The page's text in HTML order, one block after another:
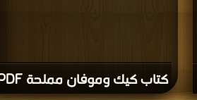
كتاب كيك وموفان مملحة PDF